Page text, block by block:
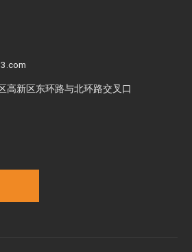
高新区东环路与北环路交叉口